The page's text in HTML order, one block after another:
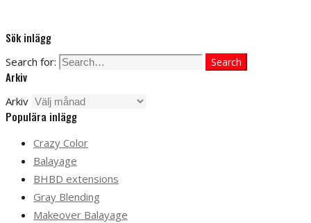
Sök inlägg
Search for: Search
Arkiv
Arkiv
Populära inlägg
Crazy Color
Balayage
BHBD extensions
Gray Blending
Makeover Balayage